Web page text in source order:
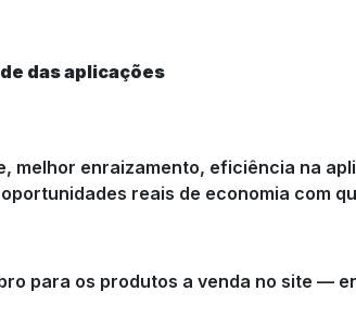
das aplicações
melhor enraizamento, eficiência na
reais de economia com
para os produtos a venda no site —